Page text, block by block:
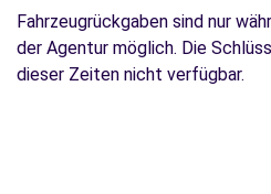
Fahrzeugrückgaben sind nur
der Agentur möglich. Die
dieser Zeiten nicht verfügbar.